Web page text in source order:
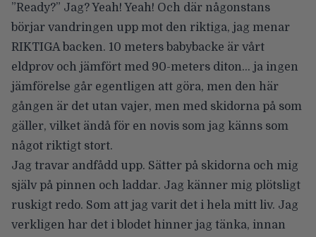
”Ready?” Jag? Yeah! Yeah! Och där någonstans
börjar vandringen upp mot den riktiga, jag menar
RIKTIGA backen. 10 meters babybacke är vårt
eldprov och jämfört med 90-meters diton… ja ingen
jämförelse går egentligen att göra, men den här
gången är det utan vajer, men med skidorna på som
gäller, vilket ändå för en novis som jag känns som
något riktigt stort.
Jag travar andfådd upp. Sätter på skidorna och mig
själv på pinnen och laddar. Jag känner mig plötsligt
ruskigt redo. Som att jag varit det i hela mitt liv. Jag
verkligen har det i blodet hinner jag tänka, innan